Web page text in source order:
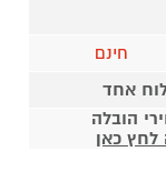
חינם
הובלה
לחץ כאן